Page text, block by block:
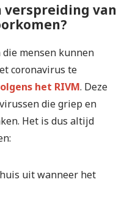
verspreiding van
mensen kunnen
coronavirus te
het RIVM. Deze
die griep en
Het is dus altijd
uit wanneer het